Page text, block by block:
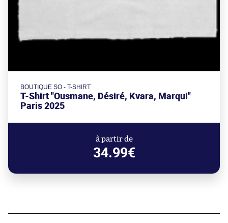
BOUTIQUE SO - T-SHIRT
T-Shirt "Ousmane, Désiré, Kvara, Marqui"
Paris 2025
à partir de
34.99€